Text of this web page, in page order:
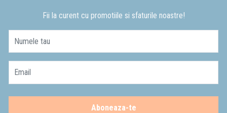
Fii la curent cu promotiile si sfaturile noastre!
Numele tau
Email
Aboneaza-te